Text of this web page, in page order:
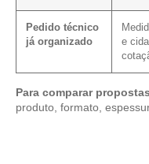
Pedido técnico
já organizado
e
Para comparar
produto, formato,